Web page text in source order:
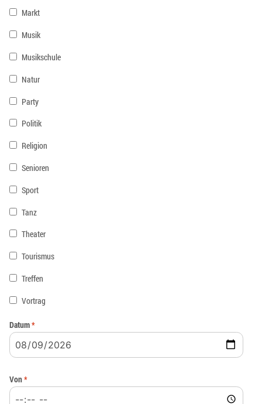
Markt
Musik
Musikschule
Natur
Party
Politik
Religion
Senioren
Sport
Tanz
Theater
Tourismus
Treffen
Vortrag
Datum*
Von*